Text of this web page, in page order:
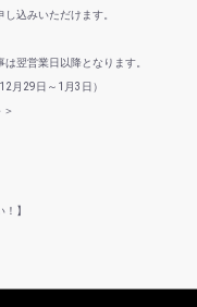
込みいただけます。
翌営業日以降となります。
月29日～1月3日）
】